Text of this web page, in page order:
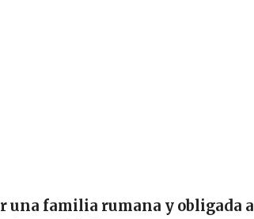
una familia rumana y obligada a